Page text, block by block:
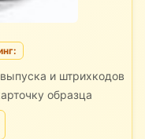
и штрихкодов
образца